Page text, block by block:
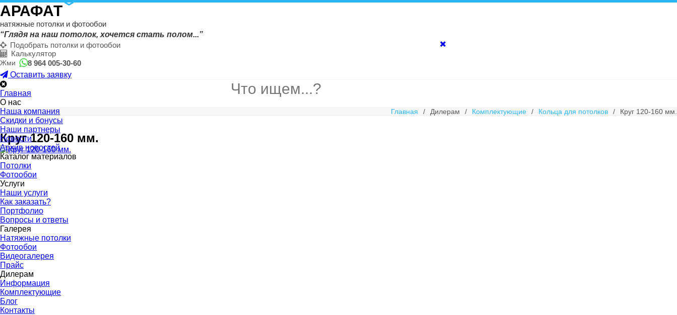
АРАФАТ
натяжные потолки и фотообои
“Глядя на наш потолок, хочется стать полом...”
Подобрать потолки и фотообои
Калькулятор
Жми
8 964 005-30-60
Оставить заявку
Главная
О нас
Наша компания
Скидки и бонусы
Наши партнеры
Новости
Архив новостей
Каталог материалов
Потолки
Фотообои
Услуги
Наши услуги
Как заказать?
Портфолио
Вопросы и ответы
Галерея
Натяжные потолки
Фотообои
Видеогалерея
Прайс
Дилерам
Информация
Комплектующие
Блог
Контакты
Главная / Дилерам / Комплектующие / Кольца для потолков / Круг 120-160 мм.
Круг 120-160 мм.